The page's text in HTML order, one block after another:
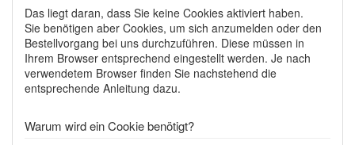
Das liegt daran, dass Sie keine Cookies aktiviert haben.
Sie benötigen aber Cookies, um sich anzumelden oder den
Bestellvorgang bei uns durchzuführen. Diese müssen in
Ihrem Browser entsprechend eingestellt werden. Je nach
verwendetem Browser finden Sie nachstehend die
entsprechende Anleitung dazu.
Warum wird ein Cookie benötigt?